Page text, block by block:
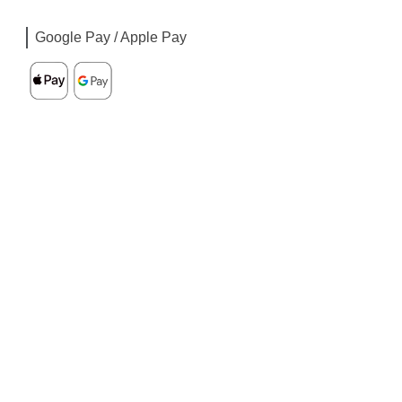
Google Pay / Apple Pay